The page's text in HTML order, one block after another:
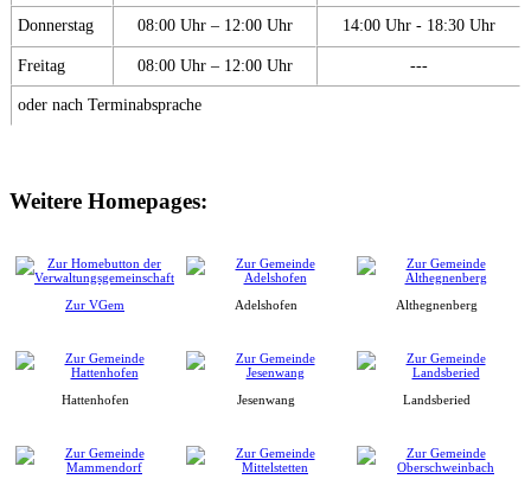
Donnerstag 08:00 Uhr – 12:00 Uhr 14:00 Uhr - 18:30 Uhr
Freitag 08:00 Uhr – 12:00 Uhr ---
oder nach Terminabsprache
Weitere Homepages:
Zur VGem Adelshofen Althegnenberg
Hattenhofen Jesenwang Landsberied